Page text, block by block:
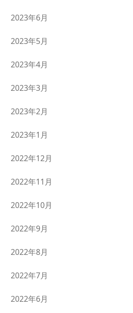
2023年6月
2023年5月
2023年4月
2023年3月
2023年2月
2023年1月
2022年12月
2022年11月
2022年10月
2022年9月
2022年8月
2022年7月
2022年6月